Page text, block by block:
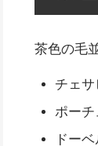
茶色の毛
チェ
ポー
ドー